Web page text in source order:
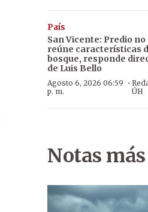
País
San Vicente: Predio no
reúne características
bosque, responde
de Luis Bello
Agosto 6, 2026 06:59
p. m.
·
ÚH
Notas